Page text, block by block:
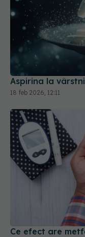
Aspirina la
18 feb 2026, 12:11
Ce efect are